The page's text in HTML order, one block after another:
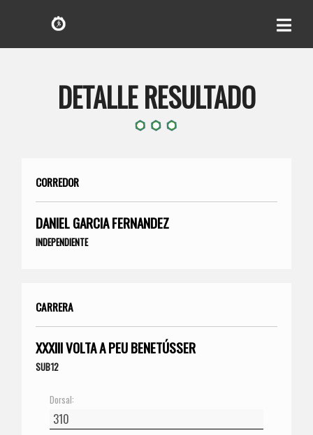
DETALLE RESULTADO
CORREDOR
DANIEL GARCIA FERNANDEZ
INDEPENDIENTE
CARRERA
XXXIII VOLTA A PEU BENETÚSSER
SUB12
Dorsal: